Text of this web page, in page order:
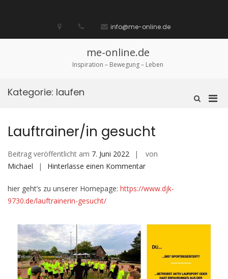
biete
/
Ich
suche
diese
Seite
info@me-online.de
me-online.de
Inspiration – Bewegung – Leben
Such-
Kategorie: laufen
Lauftrainer/in gesucht
Beitrag veröffentlicht am 7. Juni 2022
von
Michael
Hinterlasse einen Kommentarauf
gesucht
hier geht’s zu unserer Homepage: https://www.djk-
9730.de/lauftrainerin-gesucht/